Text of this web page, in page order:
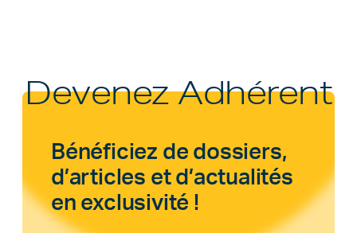
Devenez Adhérent
Bénéficiez de dossiers,
d’articles et d’actualités
en exclusivité !